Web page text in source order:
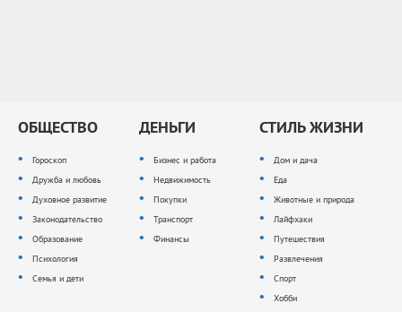
ОБЩЕСТВО
Гороскоп
Дружба и любовь
Духовное развитие
Законодательство
Образование
Психология
Семья и дети
ДЕНЬГИ
Бизнес и работа
Недвижимость
Покупки
Транспорт
Финансы
СТИЛЬ ЖИЗНИ
Дом и дача
Еда
Животные и природа
Лайфхаки
Путешествия
Развлечения
Спорт
Хобби